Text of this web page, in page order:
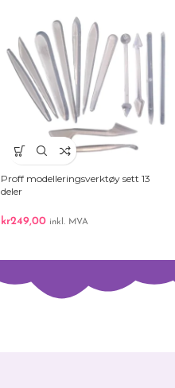
Proff modelleringsverktøy sett 13
deler
kr249,00 inkl. MVA